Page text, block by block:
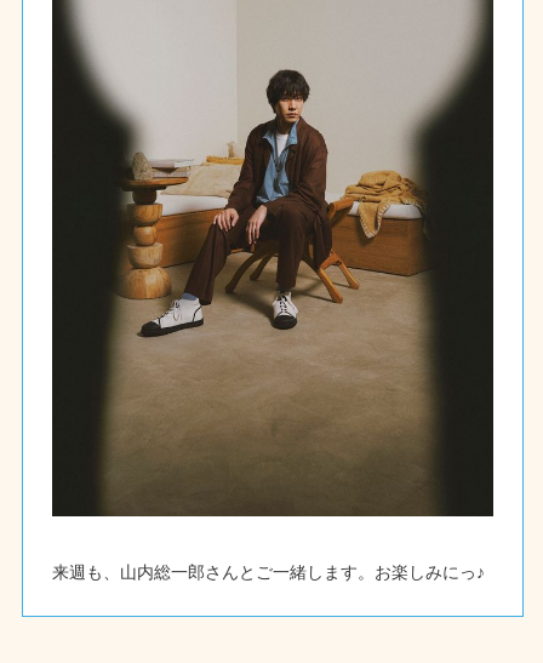
来週も、山内総一郎さんとご一緒します。お楽しみにっ♪